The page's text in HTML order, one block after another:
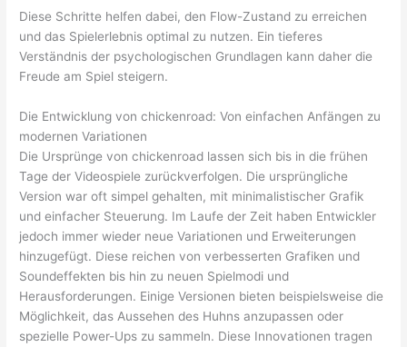
Diese Schritte helfen dabei, den Flow-Zustand zu erreichen
und das Spielerlebnis optimal zu nutzen. Ein tieferes
Verständnis der psychologischen Grundlagen kann daher die
Freude am Spiel steigern.
Die Entwicklung von chickenroad: Von einfachen Anfängen zu
modernen Variationen
Die Ursprünge von chickenroad lassen sich bis in die frühen
Tage der Videospiele zurückverfolgen. Die ursprüngliche
Version war oft simpel gehalten, mit minimalistischer Grafik
und einfacher Steuerung. Im Laufe der Zeit haben Entwickler
jedoch immer wieder neue Variationen und Erweiterungen
hinzugefügt. Diese reichen von verbesserten Grafiken und
Soundeffekten bis hin zu neuen Spielmodi und
Herausforderungen. Einige Versionen bieten beispielsweise die
Möglichkeit, das Aussehen des Huhns anzupassen oder
spezielle Power-Ups zu sammeln. Diese Innovationen tragen